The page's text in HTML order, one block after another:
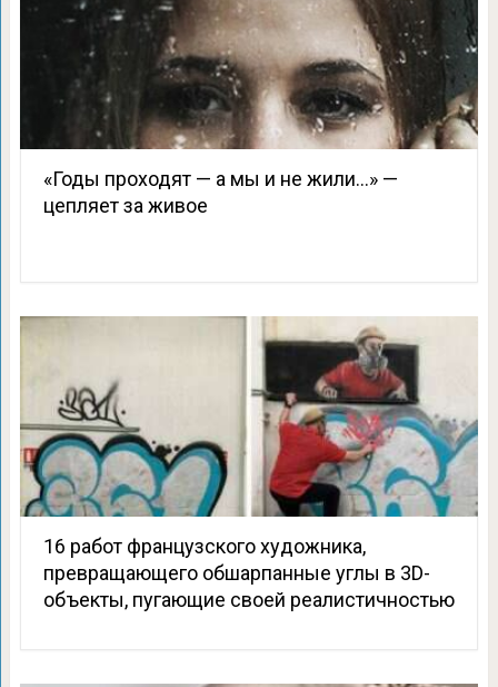
«Годы проходят — а мы и не жили…» —
цепляет за живое
16 работ французского художника,
превращающего обшарпанные углы в 3D-
объекты, пугающие своей реалистичностью